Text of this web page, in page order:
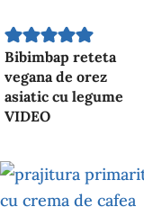
Bibimbap reteta
vegana de orez
asiatic cu legume
VIDEO